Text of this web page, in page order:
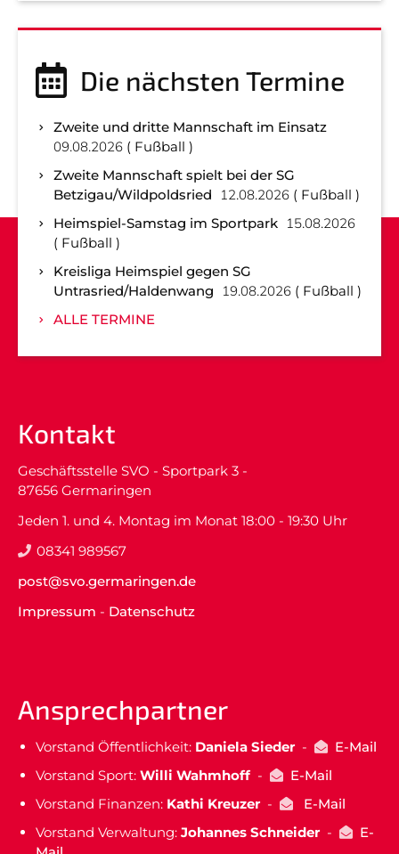
Die nächsten Termine
Zweite und dritte Mannschaft im Einsatz
09.08.2026
Fußball
Zweite Mannschaft spielt bei der SG
Betzigau/Wildpoldsried
12.08.2026
Fußball
Heimspiel-Samstag im Sportpark 15.08.2026
Fußball
Kreisliga Heimspiel gegen SG
Untrasried/Haldenwang
19.08.2026
Fußball
ALLE TERMINE
Kontakt
Geschäftsstelle SVO - Sportpark 3 -
87656 Germaringen
Jeden 1. und 4. Montag im Monat 18:00 - 19:30 Uhr
08341 989567
post@svo.germaringen.de
Impressum - Datenschutz
Ansprechpartner
Vorstand Öffentlichkeit: Daniela Sieder-
E-Mail
Vorstand Sport: Willi Wahmhoff-
E-Mail
Vorstand Finanzen: Kathi Kreuzer-
E-Mail
Vorstand Verwaltung: Johannes Schneider -
E-